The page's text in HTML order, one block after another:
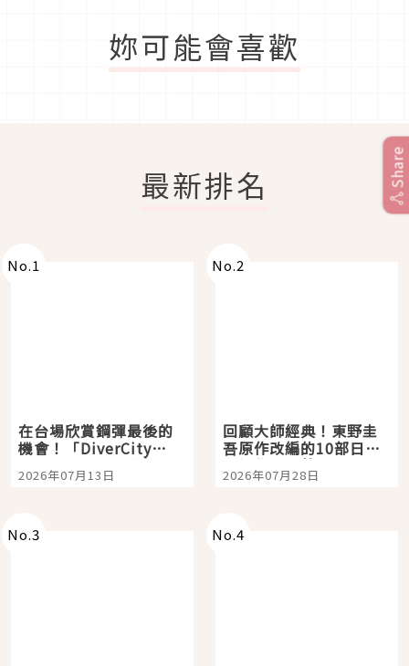
妳可能會喜歡
最新排名
No.1
在台場欣賞鋼彈最後的
機會！「DiverCity
Tokyo Plaza」搭船、
購物、美食及夜景，一
2026年07月13日
No.2
回顧大師經典！東野圭
吾原作改編的10部日本
影視作品推薦
2026年07月28日
No.3 No.4
Share